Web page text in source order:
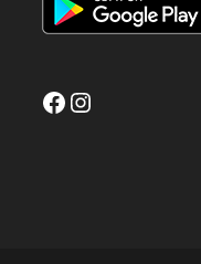
FacebookInstagram